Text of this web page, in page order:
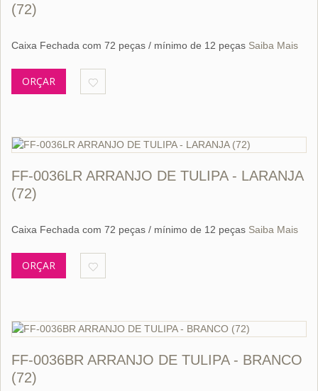
(72)
Caixa Fechada com 72 peças / mínimo de 12 peças Saiba Mais
ORÇAR
FF-0036LR ARRANJO DE TULIPA - LARANJA
(72)
Caixa Fechada com 72 peças / mínimo de 12 peças Saiba Mais
ORÇAR
FF-0036BR ARRANJO DE TULIPA - BRANCO
(72)